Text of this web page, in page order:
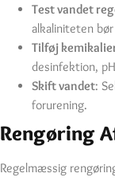
Test vandet
alkaliniteten
Tilføj
desinfektion,
Skift vandet:
forurening.
Rengøring
Regelmæssig